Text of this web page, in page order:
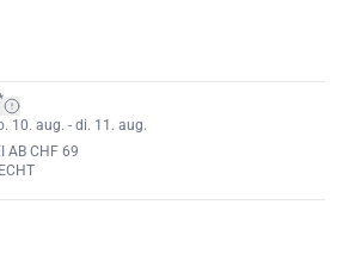
10. aug. - di. 11. aug.
AB CHF 69